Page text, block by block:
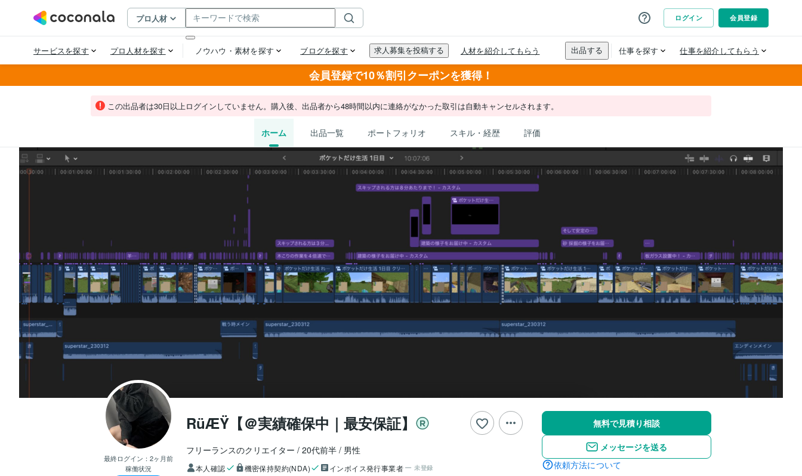
会員登録で10％割引クーポンを獲得！
この出品者は30日以上ログインしていません。購入後、出品者から48時間以内に連絡がなかった取引は自動キャンセルされます。
ホーム 出品一覧 ポートフォリオ スキル・経歴 評価
最終ログイン： 2ヶ月前
稼働状況
RüÆŸ【＠実績確保中｜最安保証】
フリーランスのクリエイター 20代前半 男性
本人確認 機密保持契約(NDA) インボイス発行事業者 未登録
無料で見積り相談
メッセージを送る
依頼方法について